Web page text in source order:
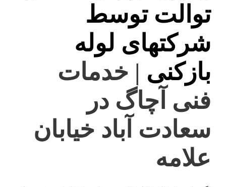
توالت توسط
شرکتهای لوله
بازکنی | خدمات
فنی آچاگ در
سعادت آباد خیابان
علامه